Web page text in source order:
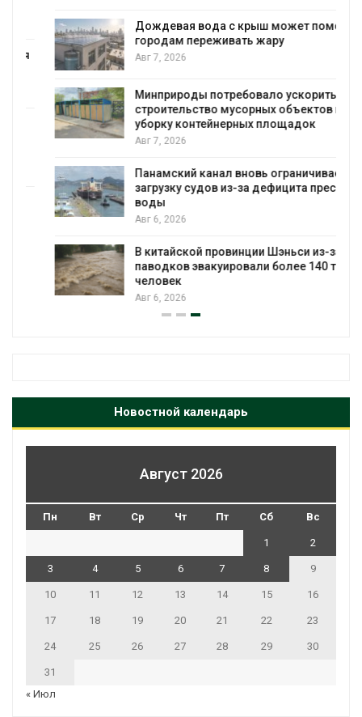
Дождевая вода с крыш может помочь
городам переживать жару
Авг 7, 2026
Минприроды потребовало ускорить
строительство мусорных объектов и
уборку контейнерных площадок
Авг 7, 2026
Панамский канал вновь ограничивает
загрузку судов из-за дефицита пресной
воды
Авг 6, 2026
В китайской провинции Шэньси из-за
паводков эвакуировали более 140 тыс.
человек
Авг 6, 2026
Новостной календарь
Август 2026
Пн Вт Ср Чт Пт Сб Вс
1 2
3 4 5 6 7 8 9
10 11 12 13 14 15 16
17 18 19 20 21 22 23
24 25 26 27 28 29 30
31
« Июл